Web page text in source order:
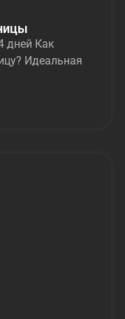
дней Как
Идеальная